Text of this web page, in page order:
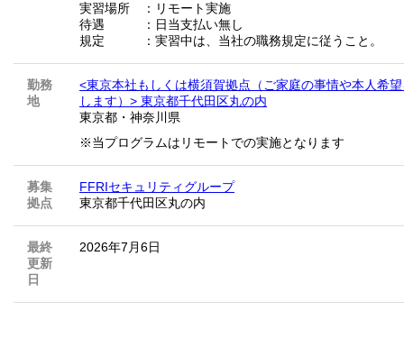
実習場所 ：リモート実施
待遇 ：日当支払い無し
規定 ：実習中は、当社の職務規定に従うこと。
勤務
地
<東京本社もしくは横須賀拠点（ご家庭の事情や本人希
します）> 東京都千代田区丸の内
東京都 ・ 神奈川県
※当プログラムはリモートでの実施となります
募集
拠点
FFRIセキュリティグループ
東京都千代田区丸の内
最終
更新
日
2026年7月6日